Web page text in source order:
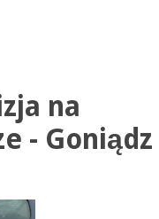
na
- Goniądz